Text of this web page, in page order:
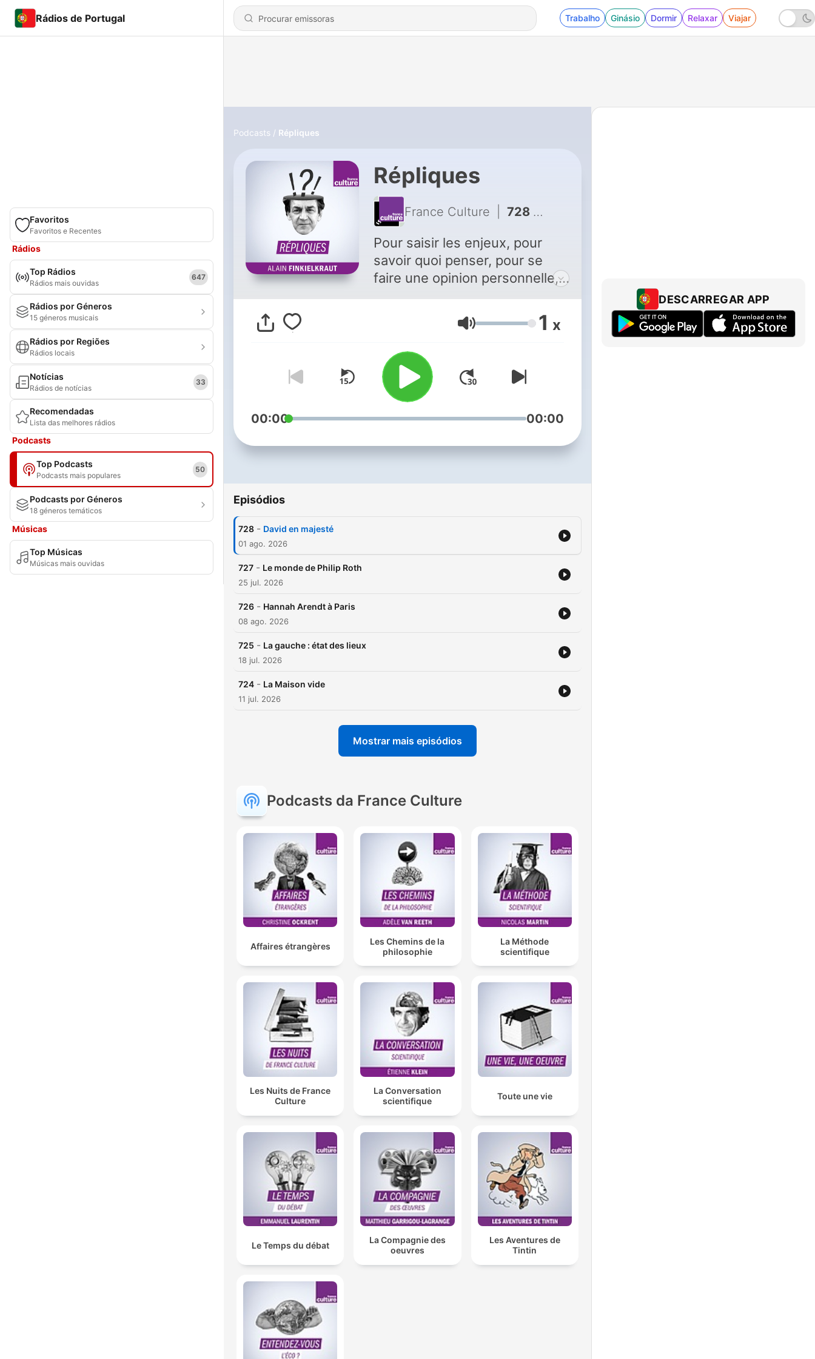
Rádios de Portugal Trabalho Ginásio Dormir Relaxar Viajar
Favoritos
Favoritos e Recentes
Rádios
Top Rádios
Rádios mais ouvidas
647
Rádios por Géneros
15 géneros musicais
Rádios por Regiões
Rádios locais
Notícias
Rádios de notícias
33
Recomendadas
Lista das melhores rádios
Podcasts
Top Podcasts
Podcasts mais populares
50
Podcasts por Géneros
18 géneros temáticos
Músicas
Top Músicas
Músicas mais ouvidas
Podcasts Répliques
Répliques
France Culture 728 - David en majesté
Pour saisir les enjeux, pour
savoir quoi penser, pour se
faire une opinion personnelle, il
faut être éclairé par d'autres et
écouter silencieusement des
conversations qui prennent
leur temps et problématisent le
monde. Vous aimez ce
podcast ? Pour écouter tous
les épisodes sans limite,
rendez-vous surRadio France
Volume 1 x
00:00 00:00
Episódios
728 - David en majesté
01 ago. 2026
727 - Le monde de Philip Roth
25 jul. 2026
726 - Hannah Arendt à Paris
08 ago. 2026
725 - La gauche : état des lieux
18 jul. 2026
724 - La Maison vide
11 jul. 2026
Mostrar mais episódios
Podcasts da France Culture
Affaires étrangères
Les Chemins de la
philosophie
La Méthode
scientifique
Les Nuits de France
Culture
La Conversation
scientifique
Toute une vie
Le Temps du débat
La Compagnie des
oeuvres
Les Aventures de
Tintin
DESCARREGAR APP